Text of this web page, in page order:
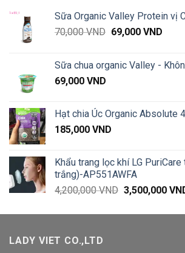
Sữa Organic Valley Protein vị
70,000VND Giá
70,000 VND.
69,000 VNDGiá
là:
Sữa chua organic Valley -
69,000 VND
Hạt chia Úc Organic Absolute
185,000 VND
Khẩu trang lọc khí LG PuriCare
trắng)-AP551AWFA
4,200,000VND Giá
là:
3,500,000
LADY VIET CO.,LTD